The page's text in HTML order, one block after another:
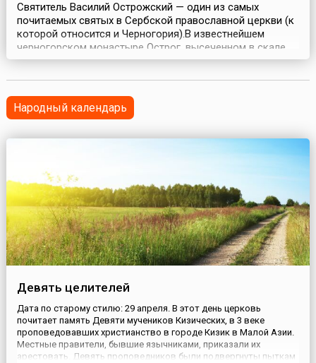
Святитель Василий Острожский — один из самых
почитаемых святых в Сербской православной церкви (к
которой относится и Черногория).В известнейшем
черногорском монастыре Острог, высеченном в скале,
покоятся мощи святого Василия Острожского, который
года нужно отстоять огромнейшую очередь. Но это ...
Народный календарь
Девять целителей
Дата по старому стилю: 29 апреля. В этот день церковь
почитает память Девяти мучеников Кизических, в 3 веке
проповедовавших христианство в городе Кизик в Малой Азии.
Местные правители, бывшие язычниками, приказали их
арестовать. Девять проповедников были подвергнуты пыткам